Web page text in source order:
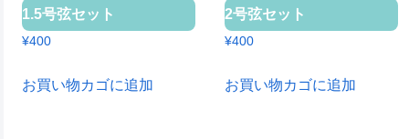
1.5号弦セット
¥400
お買い物カゴに追加
2号弦セット
¥400
お買い物カゴに追加